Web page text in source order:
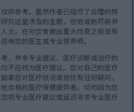
供参考。虽然作者已经尽了合理的努
究这里涉及的主题，但他或她可能并
士。在对饮食做出重大改变之前或有
询您的医生或专业营养师。
，并非专业建议、医疗诊断或治疗的
不应视为医疗建议。您对自己的医疗
果您对医疗状况或担忧有任何疑问，
合格的医疗保健提供者。切勿因为您
视专业医疗建议或延迟寻求专业医疗